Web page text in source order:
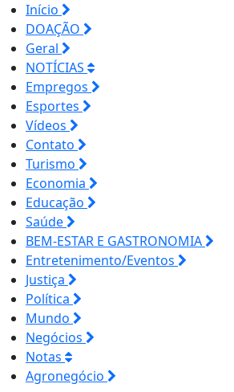
Início
DOAÇÃO
Geral
NOTÍCIAS
Empregos
Esportes
Vídeos
Contato
Turismo
Economia
Educação
Saúde
BEM-ESTAR E GASTRONOMIA
Entretenimento/Eventos
Justiça
Política
Mundo
Negócios
Notas
Agronegócio